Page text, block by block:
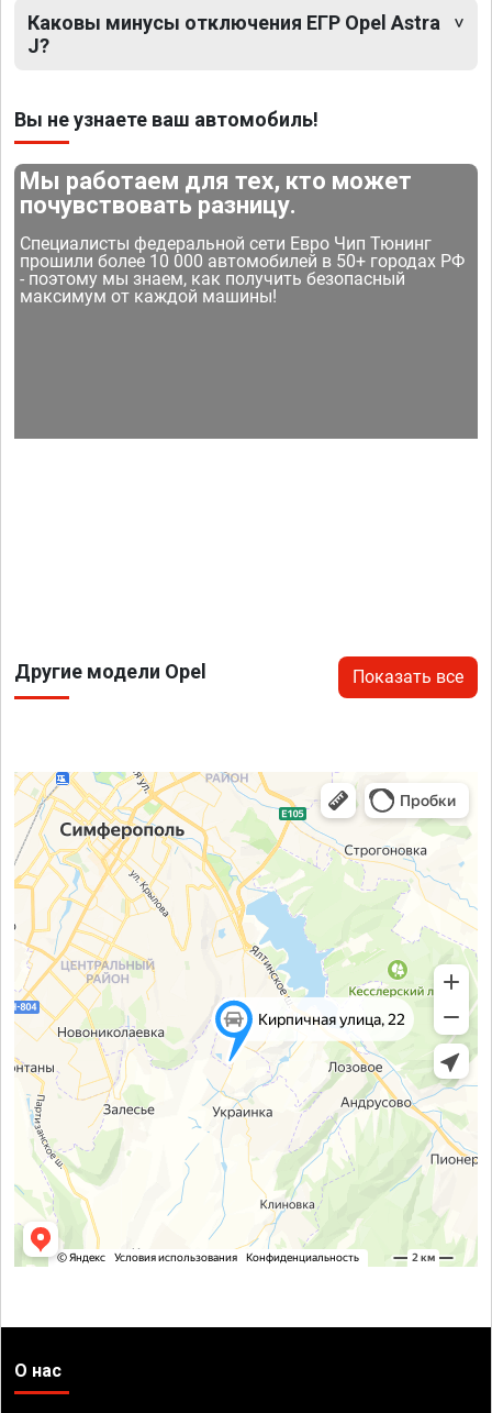
Каковы минусы отключения ЕГР Opel Astra
J?
Вы не узнаете ваш автомобиль!
Мы работаем для тех, кто может
почувствовать разницу.
Специалисты федеральной сети Евро Чип Тюнинг
прошили более 10 000 автомобилей в 50+ городах РФ
- поэтому мы знаем, как получить безопасный
максимум от каждой машины!
Другие модели Opel Показать все
О нас